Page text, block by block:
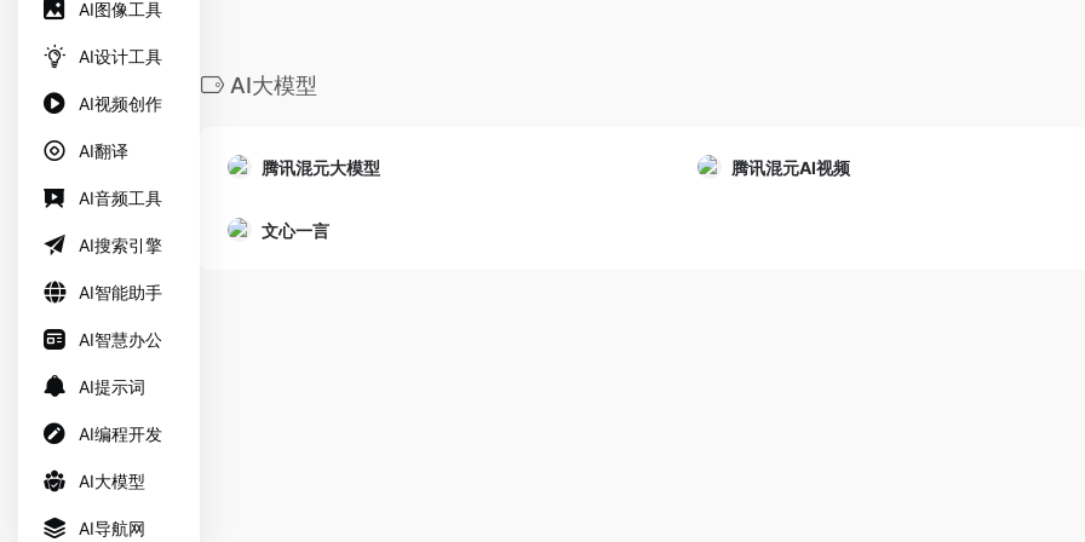
AI图像工具
AI设计工具
AI视频创作
AI翻译
AI音频工具
AI搜索引擎
AI智能助手
AI智慧办公
AI提示词
AI编程开发
AI大模型
AI导航网
AI大模型
腾讯混元大模型 腾讯混元AI视频
文心一言